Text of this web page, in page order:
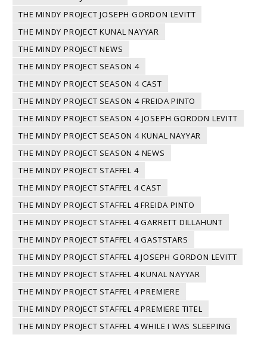
THE MINDY PROJECT JOSEPH GORDON LEVITT
THE MINDY PROJECT KUNAL NAYYAR
THE MINDY PROJECT NEWS
THE MINDY PROJECT SEASON 4
THE MINDY PROJECT SEASON 4 CAST
THE MINDY PROJECT SEASON 4 FREIDA PINTO
THE MINDY PROJECT SEASON 4 JOSEPH GORDON LEVITT
THE MINDY PROJECT SEASON 4 KUNAL NAYYAR
THE MINDY PROJECT SEASON 4 NEWS
THE MINDY PROJECT STAFFEL 4
THE MINDY PROJECT STAFFEL 4 CAST
THE MINDY PROJECT STAFFEL 4 FREIDA PINTO
THE MINDY PROJECT STAFFEL 4 GARRETT DILLAHUNT
THE MINDY PROJECT STAFFEL 4 GASTSTARS
THE MINDY PROJECT STAFFEL 4 JOSEPH GORDON LEVITT
THE MINDY PROJECT STAFFEL 4 KUNAL NAYYAR
THE MINDY PROJECT STAFFEL 4 PREMIERE
THE MINDY PROJECT STAFFEL 4 PREMIERE TITEL
THE MINDY PROJECT STAFFEL 4 WHILE I WAS SLEEPING